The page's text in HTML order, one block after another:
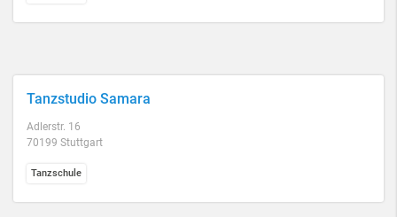
Tanzstudio Samara
Adlerstr. 16
70199 Stuttgart
Tanzschule